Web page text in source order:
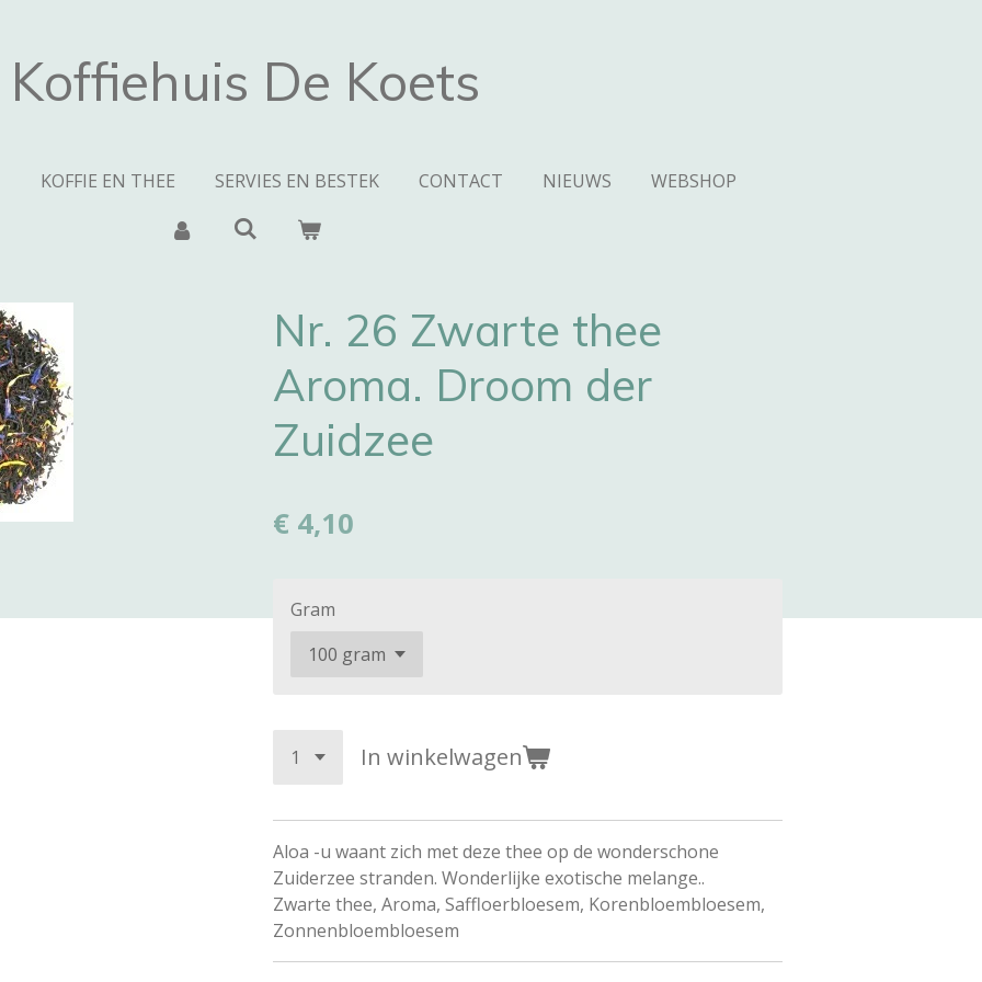
Koffiehuis De Koets
KOFFIE EN THEE SERVIES EN BESTEK CONTACT NIEUWS WEBSHOP
Nr. 26 Zwarte thee
Aroma. Droom der
Zuidzee
€ 4,10
Gram
In winkelwagen
Aloa -u waant zich met deze thee op de wonderschone
Zuiderzee stranden. Wonderlijke exotische melange..
Zwarte thee, Aroma, Saffloerbloesem, Korenbloembloesem,
Zonnenbloembloesem